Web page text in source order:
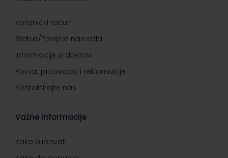
Korisnički račun
Status/Povijest narudžbi
Informacije o dostavi
Povrat proizvoda i reklamacije
Kontaktirajte nas
Važne informacije
Kako kupovati